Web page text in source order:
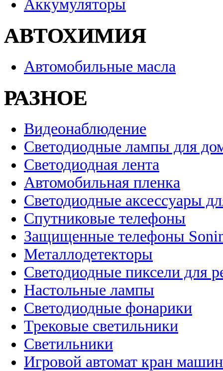
Аккумуляторы
АВТОХИМИЯ
Автомобильные масла
РАЗНОЕ
Видеонаблюдение
Светодиодные лампы для
Светодиодная лента
Автомобильная пленка
Светодиодные аксессуары
Спутниковые телефоны
Защищенные телефоны
Металлодетекторы
Светодиодные пиксели для
Настольные лампы
Светодиодные фонарики
Трековые светильники
Светильники
Игровой автомат кран